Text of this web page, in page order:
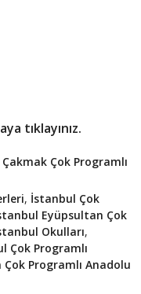
tıklayınız.
Çok Programlı
, İstanbul Çok
Eyüpsultan Çok
Okulları,
Çok Programlı
Programlı Anadolu